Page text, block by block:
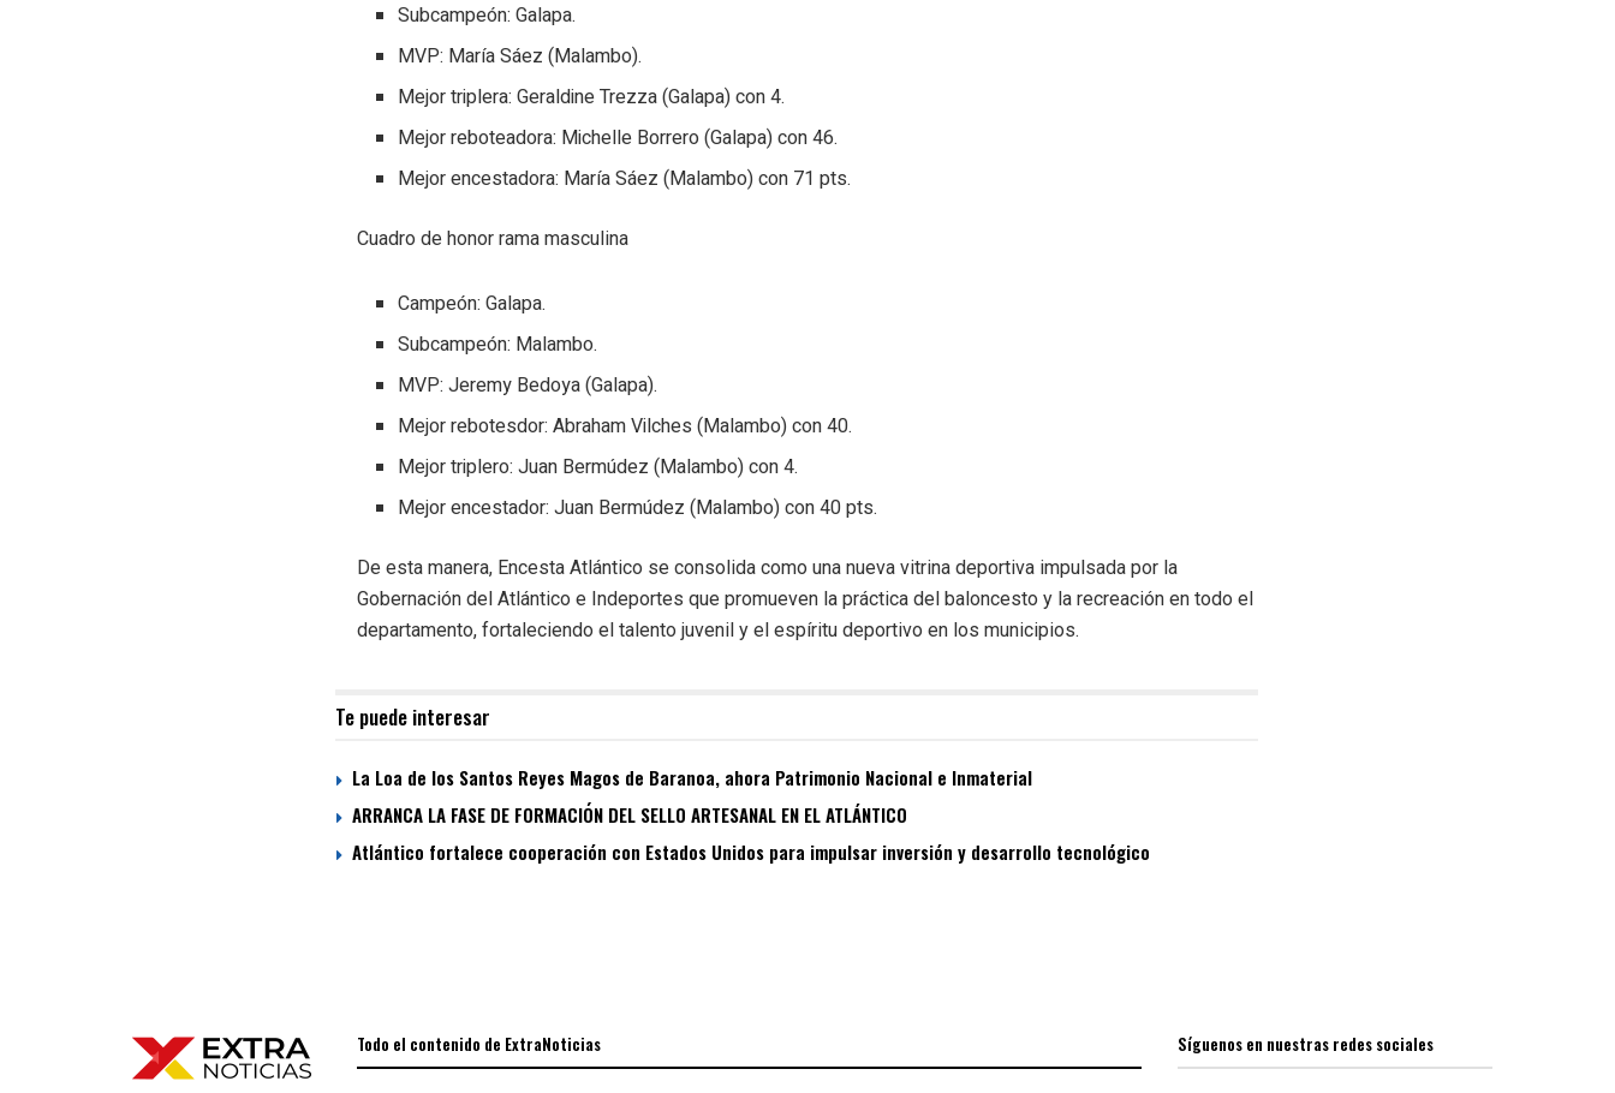
⁠Subcampeón: Galapa.
⁠MVP: María Sáez (Malambo).
⁠Mejor triplera: Geraldine Trezza (Galapa) con 4.
⁠Mejor reboteadora: Michelle Borrero (Galapa) con 46.
⁠Mejor encestadora: María Sáez (Malambo) con 71 pts.
Cuadro de honor rama masculina
Campeón: Galapa.
⁠Subcampeón: Malambo.
⁠MVP: Jeremy Bedoya (Galapa).
⁠Mejor rebotesdor: Abraham Vilches (Malambo) con 40.
⁠Mejor triplero: Juan Bermúdez (Malambo) con 4.
⁠Mejor encestador: Juan Bermúdez (Malambo) con 40 pts.
De esta manera, Encesta Atlántico se consolida como una nueva vitrina deportiva impulsada por la
Gobernación del Atlántico e Indeportes que promueven la práctica del baloncesto y la recreación en todo el
departamento, fortaleciendo el talento juvenil y el espíritu deportivo en los municipios.
Te puede interesar
La Loa de los Santos Reyes Magos de Baranoa, ahora Patrimonio Nacional e Inmaterial
ARRANCA LA FASE DE FORMACIÓN DEL SELLO ARTESANAL EN EL ATLÁNTICO
Atlántico fortalece cooperación con Estados Unidos para impulsar inversión y desarrollo tecnológico
Todo el contenido de ExtraNoticias Síguenos en nuestras redes sociales